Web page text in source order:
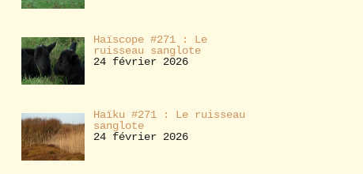
Haïscope #271 : Le
ruisseau sanglote
24 février 2026
Haïku #271 : Le ruisseau
sanglote
24 février 2026